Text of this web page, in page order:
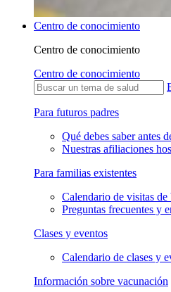
Centro de conocimiento
Centro de conocimiento
Centro de conocimiento
Para futuros padres
Qué debes saber antes
Nuestras afiliaciones
Para familias existentes
Calendario de visitas de
Preguntas frecuentes y
Clases y eventos
Calendario de clases y
Información sobre vacunación